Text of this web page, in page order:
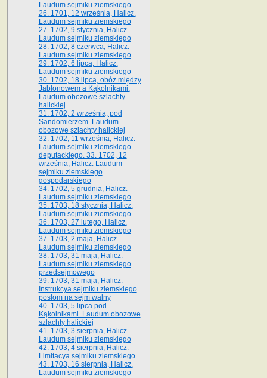
Laudum sejmiku ziemskiego
26. 1701, 12 września, Halicz.
Laudum sejmiku ziemskiego
27. 1702, 9 stycznia, Halicz.
Laudum sejmiku ziemskiego
28. 1702, 8 czerwca, Halicz.
Laudum sejmiku ziemskiego
29. 1702, 6 lipca, Halicz.
Laudum sejmiku ziemskiego
30. 1702, 18 lipca, obóz między
Jabłonowem a Kąkolnikami.
Laudum obozowe szlachty
halickiej
31. 1702, 2 września, pod
Sandomierzem. Laudum
obozowe szlachty halickiej
32. 1702, 11 września, Halicz.
Laudum sejmiku ziemskiego
deputackiego. 33. 1702, 12
września, Halicz. Laudum
sejmiku ziemskiego
gospodarskiego
34. 1702, 5 grudnia, Halicz.
Laudum sejmiku ziemskiego
35. 1703, 18 stycznia, Halicz.
Laudum sejmiku ziemskiego
36. 1703, 27 lutego, Halicz.
Laudum sejmiku ziemskiego
37. 1703, 2 maja, Halicz.
Laudum sejmiku ziemskiego
38. 1703, 31 maja, Halicz.
Laudum sejmiku ziemskiego
przedsejmowego
39. 1703, 31 maja, Halicz.
Instrukcya sejmiku ziemskiego
posłom na sejm walny
40. 1703, 5 lipca pod
Kąkolnikami. Laudum obozowe
szlachty halickiej
41­. 1703, 3 sierpnia, Halicz.
Laudum sejmiku ziemskiego
42. 1703, 4 sierpnia, Halicz.
Limitacya sejmiku ziemskiego.
43. 1703, 16 sierpnia, Halicz.
Laudum sejmiku ziemskiego